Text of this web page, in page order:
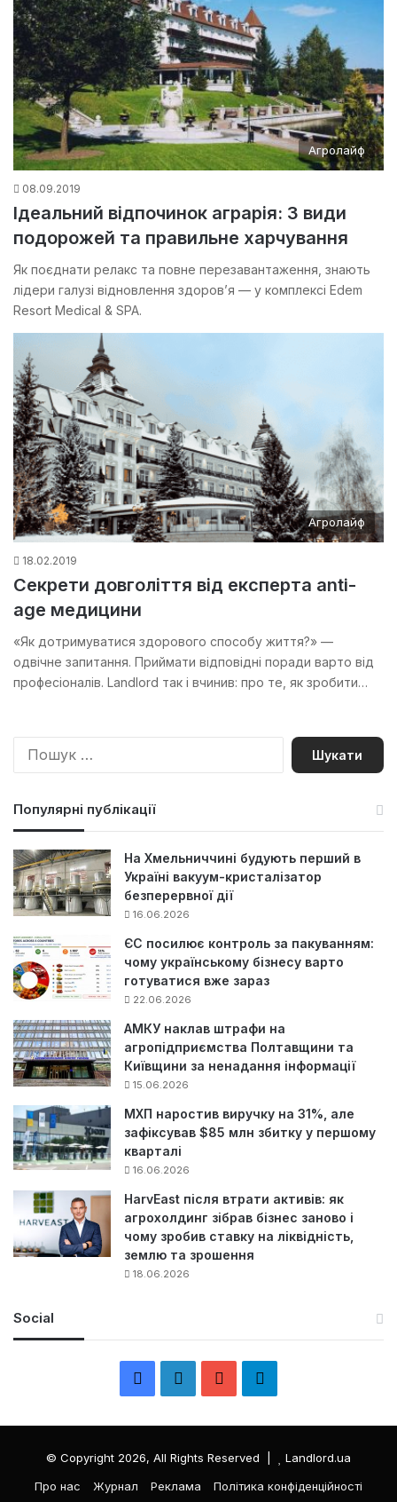
Агролайф
08.09.2019
Ідеальний відпочинок аграрія: 3 види
подорожей та правильне харчування
Як поєднати релакс та повне перезавантаження, знають
лідери галузі відновлення здоров’я — у комплексі Edem
Resort Medical & SPA.
Агролайф
18.02.2019
Секрети довголіття від експерта anti-
age медицини
«Як дотримуватися здорового способу життя?» —
одвічне запитання. Приймати відповідні поради варто від
професіоналів. Landlord так і вчинив: про те, як зробити…
П
Популярні публікації
На Хмельниччині будують перший в
Україні вакуум-кристалізатор
безперервної дії
16.06.2026
ЄС посилює контроль за пакуванням:
чому українському бізнесу варто
готуватися вже зараз
22.06.2026
АМКУ наклав штрафи на
агропідприємства Полтавщини та
Київщини за ненадання інформації
15.06.2026
МХП наростив виручку на 31%, але
зафіксував $85 млн збитку у першому
кварталі
16.06.2026
HarvEast після втрати активів: як
агрохолдинг зібрав бізнес заново і
чому зробив ставку на ліквідність,
землю та зрошення
18.06.2026
Social
e
k
T
л
е
© Copyright 2026, All Rights Reserved |
Landlord.ua
Про нас
Журнал Реклама Політика конфіденційності